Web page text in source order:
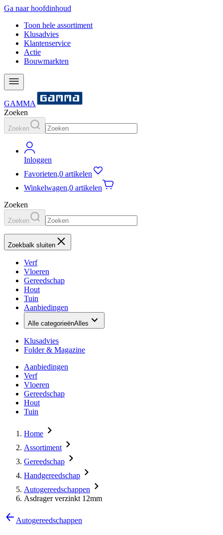
Ga naar hoofdinhoud
Toon hele assortiment
Klusadvies
Klantenservice
Actie
Bouwmarkten
GAMMA
Zoeken
Zoeken
Inloggen
Favorieten,0 artikelen
Winkelwagen,0 artikelen
Zoeken
Zoeken
Zoekbalk sluiten
Verf
Vloeren
Gereedschap
Hout
Tuin
Aanbiedingen
Alle categorieënAlles
Klusadvies
Folder & Magazine
Aanbiedingen
Verf
Vloeren
Gereedschap
Hout
Tuin
Home
Assortiment
Gereedschap
Handgereedschap
Autogereedschappen
Asdrager verzinkt 12mm
Autogereedschappen